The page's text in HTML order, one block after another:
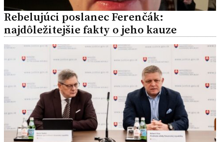
Rebelujúci poslanec Ferenčák:
najdôležitejšie fakty o jeho kauze